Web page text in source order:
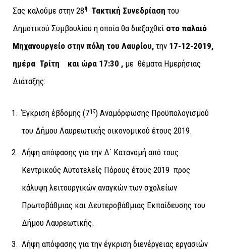
Σας καλούμε στην 28η Τακτική Συνεδρίαση του
Δημοτικού Συμβουλίου η οποία θα διεξαχθεί στο παλαιό
Μηχανουργείο στην πόλη του Λαυρίου, την 17-12-2019,
ημέρα Τρίτη
και ώρα 17:30 , με θέματα Ημερήσιας
Διάταξης:
Έγκριση έβδομης (7ης) Αναμόρφωσης Προϋπολογισμού
του Δήμου Λαυρεωτικής οικονομικού έτους 2019.
Λήψη απόφασης για την Δ΄ Κατανομή από τους
Κεντρικούς Αυτοτελείς Πόρους έτους 2019 προς
κάλυψη λειτουργικών αναγκών των σχολείων
Πρωτοβάθμιας και Δευτεροβάθμιας Εκπαίδευσης του
Δήμου Λαυρεωτικής.
Λήψη απόφασης για την έγκριση διενέργειας εργασιών